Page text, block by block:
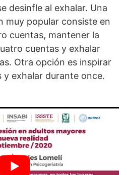
desinfle al exhalar. Una
muy popular consiste en
cuentas, mantener la
cuentas y exhalar
Otra opción es inspirar
y exhalar durante once.